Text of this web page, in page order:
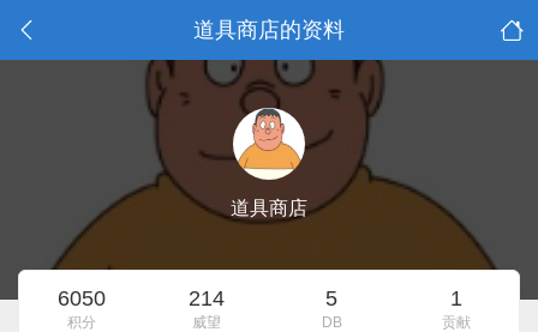
道具商店的资料
道具商店
6050
积分
214
威望
5
DB
1
贡献